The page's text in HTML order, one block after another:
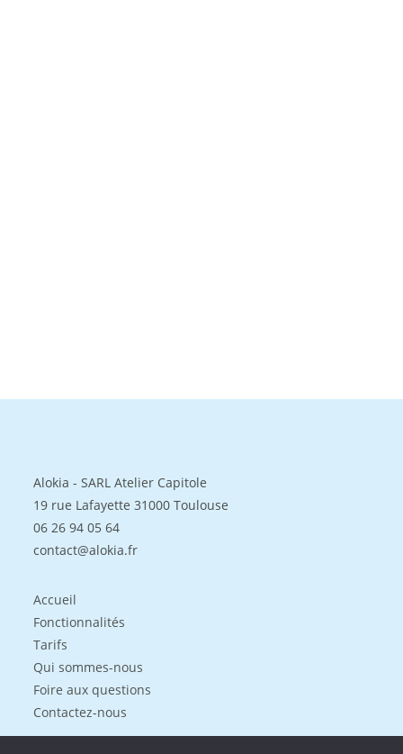
Alokia - SARL Atelier Capitole
19 rue Lafayette 31000 Toulouse
06 26 94 05 64
contact@alokia.fr
Accueil
Fonctionnalités
Tarifs
Qui sommes-nous
Foire aux questions
Contactez-nous